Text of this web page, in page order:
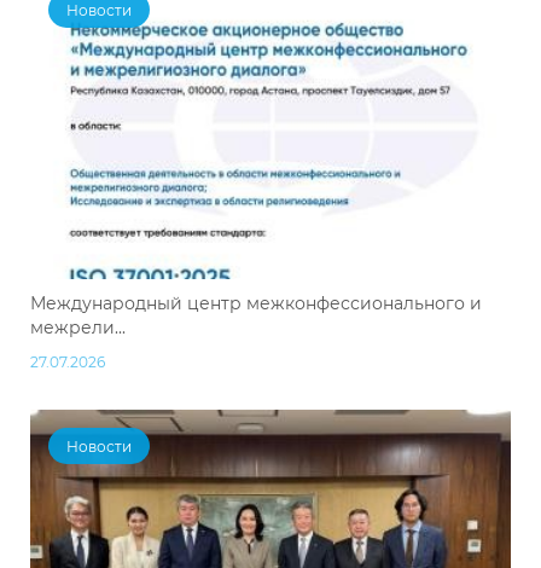
Новости
Международный центр межконфессионального и
межрели...
27.07.2026
Новости